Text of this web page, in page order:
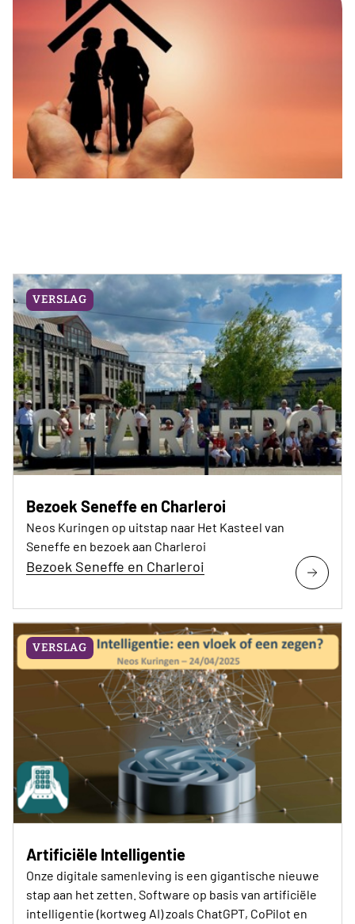
VERSLAG
Bezoek Seneffe en Charleroi
Neos Kuringen op uitstap naar Het Kasteel van
Seneffe en bezoek aan Charleroi
Bezoek Seneffe en Charleroi
VERSLAG
Artificiële Intelligentie
Onze digitale samenleving is een gigantische nieuwe
stap aan het zetten. Software op basis van artificiële
intelligentie (kortweg AI) zoals ChatGPT, CoPilot en